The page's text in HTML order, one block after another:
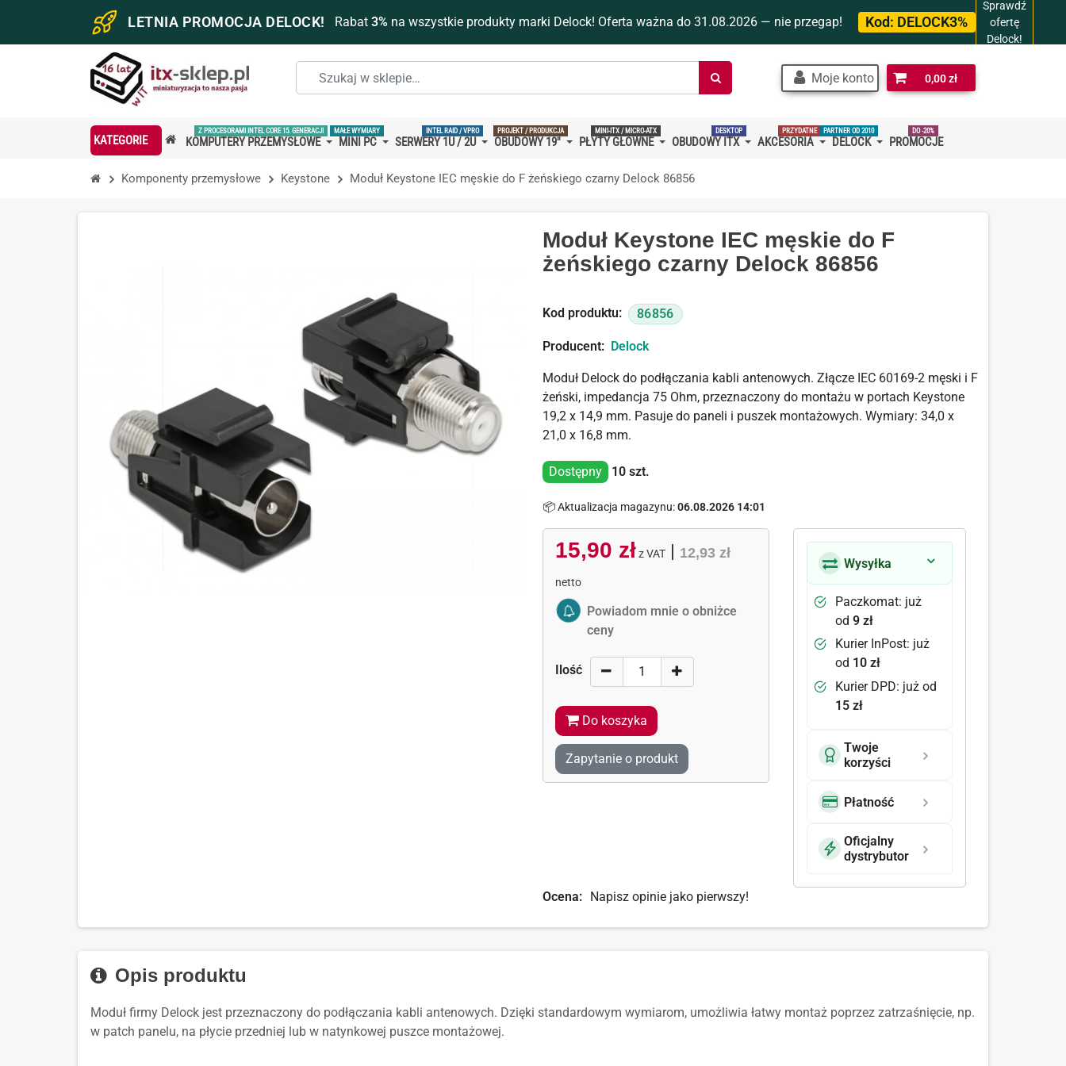
LETNIA PROMOCJA DELOCK! Rabat 3%na wszystkie produkty marki Delock! Oferta ważna do 31.08.2026 — nie przegap! Kod: DELOCK3%
Sprawdź
ofertę
Delock!
Szukaj
w
Moje konto 0,00 zł
KATEGORIE KOMPUTERY PRZEMYSŁOWE
Z PROCESORAMI INTEL CORE 15. GENERACJI
MINI PC
MAŁE WYMIARY
SERWERY 1U / 2U
INTEL RAID / VPRO
OBUDOWY 19''
PROJEKT / PRODUKCJA
PŁYTY GŁÓWNE
MINI-ITX / MICRO-ATX
OBUDOWY ITX
DESKTOP
AKCESORIA
PRZYDATNE
DELOCK
PARTNER OD 2010
PROMOCJE
DO -20%
Komponenty przemysłowe Keystone Moduł Keystone IEC męskie do F żeńskiego czarny Delock 86856
Moduł Keystone IEC męskie do F
żeńskiego czarny Delock 86856
Kod produktu: 86856
Producent: Delock
Moduł Delock do podłączania kabli antenowych. Złącze IEC 60169-2 męski i F
żeński, impedancja 75 Ohm, przeznaczony do montażu w portach Keystone
19,2 x 14,9 mm. Pasuje do paneli i puszek montażowych. Wymiary: 34,0 x
21,0 x 16,8 mm.
Dostępny 10 szt.
📦 Aktualizacja magazynu:06.08.2026 14:01
15,90 zł z VAT| 12,93 zł
netto
Activate Price Alert
Powiadom mnie o obniżce
ceny
Ilość
Do koszyka
Zapytanie o produkt
Wysyłka
Paczkomat: już
od9 zł
Kurier InPost: już
od 10 zł
Kurier DPD: już od
15 zł
Twoje
korzyści
Płatność
Oficjalny
dystrybutor
Ocena: Napisz opinie jako pierwszy!
Opis produktu
Moduł firmy Delock jest przeznaczony do podłączania kabli antenowych. Dzięki standardowym wymiarom, umożliwia łatwy montaż poprzez zatrzaśnięcie, np.
w patch panelu, na płycie przedniej lub w natynkowej puszce montażowej.